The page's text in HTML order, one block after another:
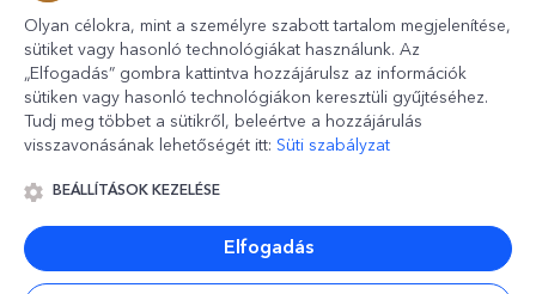
© 2016-2026 StarGift
contact@stargift.hu
www.stargift.hu
Olyan célokra, mint a személyre szabott tartalom megjelenítése,
sütiket vagy hasonló technológiákat használunk. Az
„Elfogadás” gombra kattintva hozzájárulsz az információk
sütiken vagy hasonló technológiákon keresztüli gyűjtéséhez.
Tudj meg többet a sütikről, beleértve a hozzájárulás
visszavonásának lehetőségét itt: Süti szabályzat
BEÁLLÍTÁSOK KEZELÉSE
Elfogadás